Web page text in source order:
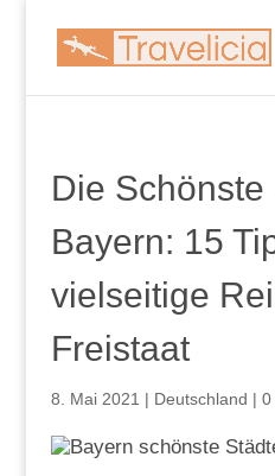
Die Schönste
Bayern: 15
vielseitige
Freistaat
8. Mai 2021 | Deutschland | 0